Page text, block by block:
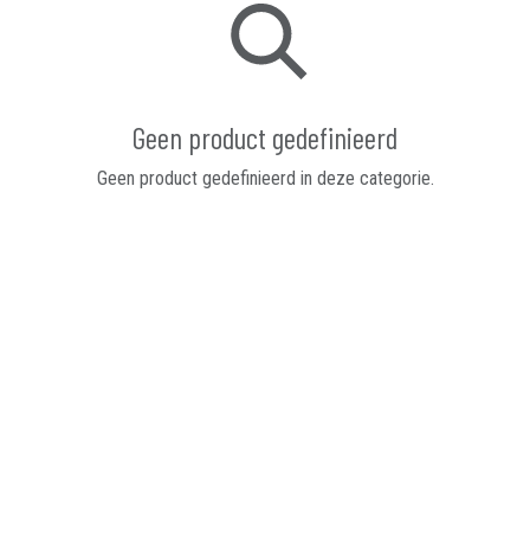
Geen product gedefinieerd
Geen product gedefinieerd in deze categorie.